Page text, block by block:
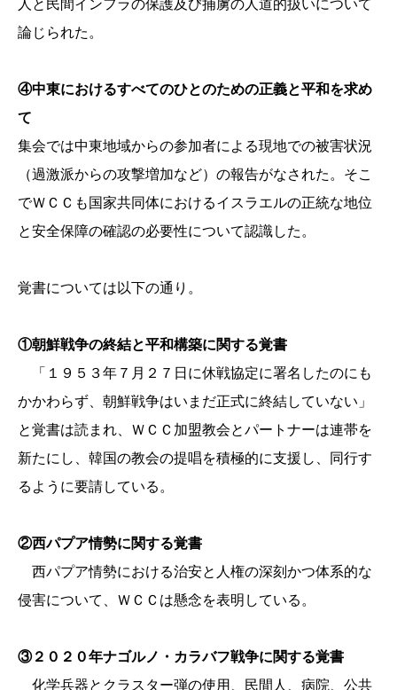
人と民間インフラの保護及び捕虜の人道的扱いについて
論じられた。
④中東におけるすべてのひとのための正義と平和を求め
て
集会では中東地域からの参加者による現地での被害状況
（過激派からの攻撃増加など）の報告がなされた。そこ
でＷＣＣも国家共同体におけるイスラエルの正統な地位
と安全保障の確認の必要性について認識した。
覚書については以下の通り。
①朝鮮戦争の終結と平和構築に関する覚書
「１９５３年７月２７日に休戦協定に署名したのにも
かかわらず、朝鮮戦争はいまだ正式に終結していない」
と覚書は読まれ、ＷＣＣ加盟教会とパートナーは連帯を
新たにし、韓国の教会の提唱を積極的に支援し、同行す
るように要請している。
②西パプア情勢に関する覚書
西パプア情勢における治安と人権の深刻かつ体系的な
侵害について、ＷＣＣは懸念を表明している。
③２０２０年ナゴルノ・カラバフ戦争に関する覚書
化学兵器とクラスター弾の使用、民間人、病院、公共